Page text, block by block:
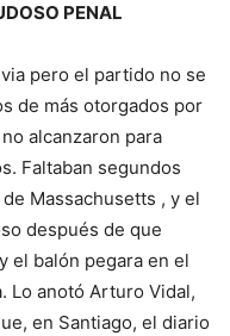
PENAL
pero el partido no se
de más otorgados por
alcanzaron para
Faltaban segundos
Massachusetts , y el
después de que
el balón pegara en el
Lo anotó Arturo Vidal,
en Santiago, el diario